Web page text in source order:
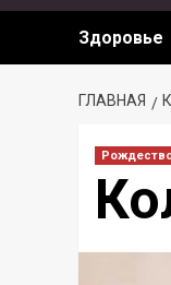
Здоровье
ГЛАВНАЯ